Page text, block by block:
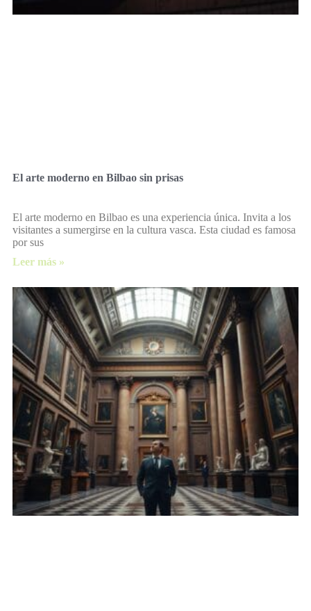
El arte moderno en Bilbao sin prisas
El arte moderno en Bilbao es una experiencia única. Invita a los
visitantes a sumergirse en la cultura vasca. Esta ciudad es famosa
por sus
Leer más »